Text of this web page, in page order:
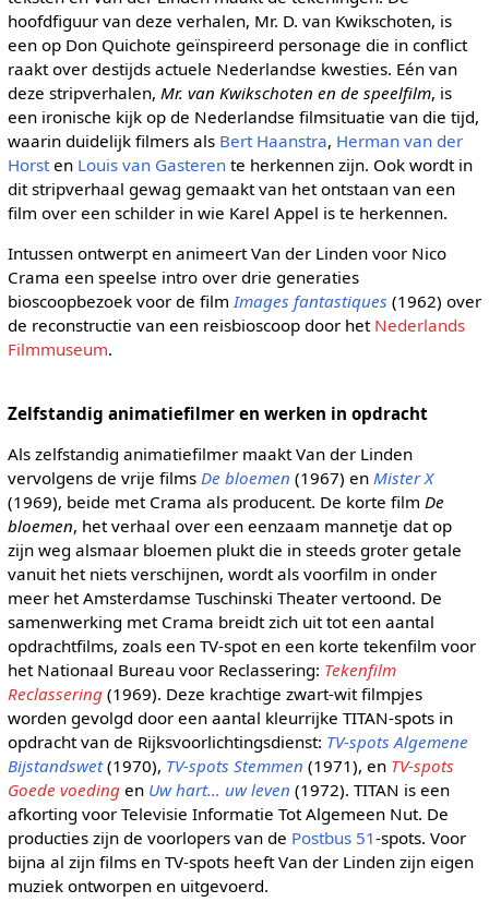
hoofdfiguur van deze verhalen, Mr. D. van Kwikschoten, is
een op Don Quichote geïnspireerd personage die in conflict
raakt over destijds actuele Nederlandse kwesties. Eén van
deze stripverhalen, Mr. van Kwikschoten en de speelfilm, is
een ironische kijk op de Nederlandse filmsituatie van die tijd,
waarin duidelijk filmers als Bert Haanstra, Herman van der
Horsten Louis van Gasterente herkennen zijn. Ook wordt in
dit stripverhaal gewag gemaakt van het ontstaan van een
film over een schilder in wie Karel Appel is te herkennen.
Intussen ontwerpt en animeert Van der Linden voor Nico
Crama een speelse intro over drie generaties
bioscoopbezoek voor de film Images fantastiques (1962) over
de reconstructie van een reisbioscoop door het Nederlands
Filmmuseum.
Zelfstandig animatiefilmer en werken in opdracht
Als zelfstandig animatiefilmer maakt Van der Linden
vervolgens de vrije films De bloemen (1967) en Mister X
(1969), beide met Crama als producent. De korte film De
bloemen, het verhaal over een eenzaam mannetje dat op
zijn weg alsmaar bloemen plukt die in steeds groter getale
vanuit het niets verschijnen, wordt als voorfilm in onder
meer het Amsterdamse Tuschinski Theater vertoond. De
samenwerking met Crama breidt zich uit tot een aantal
opdrachtfilms, zoals een TV-spot en een korte tekenfilm voor
het Nationaal Bureau voor Reclassering: Tekenfilm
Reclassering(1969). Deze krachtige zwart-wit filmpjes
worden gevolgd door een aantal kleurrijke TITAN-spots in
opdracht van de Rijksvoorlichtingsdienst: TV-spots Algemene
Bijstandswet(1970), TV-spots Stemmen (1971), en TV-spots
Goede voedingen Uw hart… uw leven (1972). TITAN is een
afkorting voor Televisie Informatie Tot Algemeen Nut. De
producties zijn de voorlopers van de Postbus 51-spots. Voor
bijna al zijn films en TV-spots heeft Van der Linden zijn eigen
muziek ontworpen en uitgevoerd.